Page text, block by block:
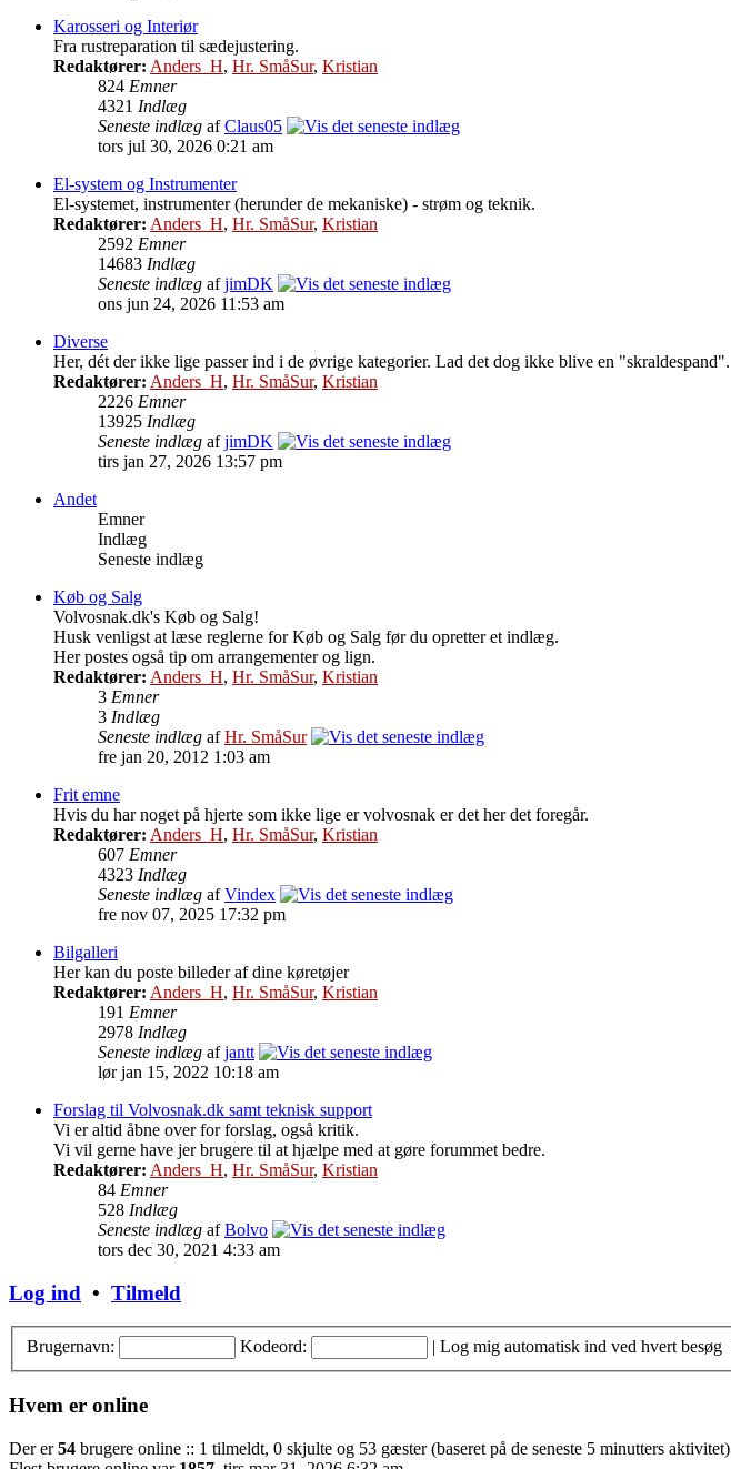
Karosseri og Interiør
Fra rustreparation til sædejustering.
Redaktører: Anders_H, Hr. SmåSur, Kristian
824 Emner
4321 Indlæg
Seneste indlæg afClaus05
tors jul 30, 2026 0:21 am
El-system og Instrumenter
El-systemet, instrumenter (herunder de mekaniske) - strøm og teknik.
Redaktører: Anders_H, Hr. SmåSur, Kristian
2592 Emner
14683 Indlæg
Seneste indlæg afjimDK
ons jun 24, 2026 11:53 am
Diverse
Her, dét der ikke lige passer ind i de øvrige kategorier. Lad det dog ikke blive en "skraldespand".
Redaktører: Anders_H, Hr. SmåSur, Kristian
2226 Emner
13925 Indlæg
Seneste indlæg afjimDK
tirs jan 27, 2026 13:57 pm
Andet
Emner
Indlæg
Seneste indlæg
Køb og Salg
Volvosnak.dk's Køb og Salg!
Husk venligst at læse reglerne for Køb og Salg før du opretter et indlæg.
Her postes også tip om arrangementer og lign.
Redaktører: Anders_H, Hr. SmåSur, Kristian
3 Emner
3 Indlæg
Seneste indlæg afHr. SmåSur
fre jan 20, 2012 1:03 am
Frit emne
Hvis du har noget på hjerte som ikke lige er volvosnak er det her det foregår.
Redaktører: Anders_H, Hr. SmåSur, Kristian
607 Emner
4323 Indlæg
Seneste indlæg afVindex
fre nov 07, 2025 17:32 pm
Bilgalleri
Her kan du poste billeder af dine køretøjer
Redaktører: Anders_H, Hr. SmåSur, Kristian
191 Emner
2978 Indlæg
Seneste indlæg afjantt
lør jan 15, 2022 10:18 am
Forslag til Volvosnak.dk samt teknisk support
Vi er altid åbne over for forslag, også kritik.
Vi vil gerne have jer brugere til at hjælpe med at gøre forummet bedre.
Redaktører: Anders_H, Hr. SmåSur, Kristian
84 Emner
528 Indlæg
Seneste indlæg afBolvo
tors dec 30, 2021 4:33 am
Log ind • Tilmeld
Brugernavn: Kodeord: | Log mig automatisk ind ved hvert besøg
Hvem er online
Der er54 brugere online :: 1 tilmeldt, 0 skjulte og 53 gæster (baseret på de seneste 5 minutters aktivitet)